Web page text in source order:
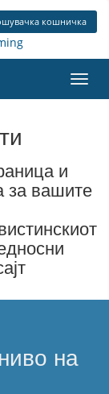
кошничка
ја
и
за вашите
на